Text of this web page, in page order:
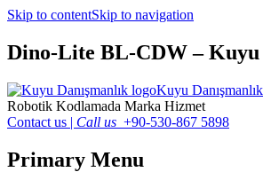
Skip to contentSkip to navigation
Dino-Lite BL-CDW – Kuyu
Kuyu Danışmanlık
Robotik Kodlamada Marka Hizmet
Contact us | Call us +90-530-867 5898
Primary Menu